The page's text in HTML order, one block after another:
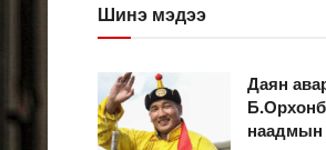
Шинэ мэдээ
Даян
наадмын